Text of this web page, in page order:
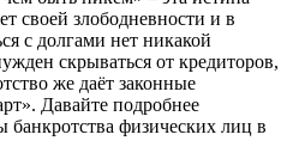
своей злободневности и в
с долгами нет никакой
скрываться от кредиторов,
же даёт законные
Давайте подробнее
физических лиц в